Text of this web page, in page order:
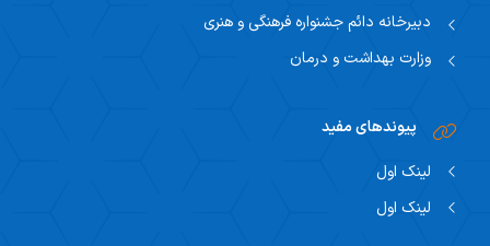
دبیرخانه دائم جشنواره فرهنگی و هنری
وزارت بهداشت و درمان
پیوندهای مفید
لینک اول
لینک اول